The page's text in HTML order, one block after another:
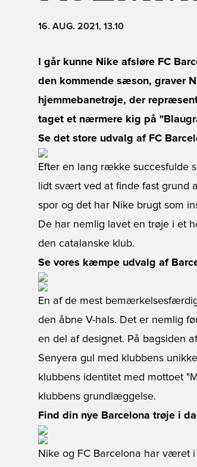
16. AUG. 2021, 13.10
I går kunne Nike afsløre FC
den kommende sæson, graver
hjemmebanetrøje, der
taget et nærmere kig på
Se det store udvalg af FC
Efter en lang række succesfulde
lidt svært ved at finde fast grund
spor og det har Nike brugt som
De har nemlig lavet en trøje i et
den catalanske klub.
Se vores kæmpe udvalg af
En af de mest
den åbne V-hals. Det er nemlig
en del af designet. På bagsiden
Senyera gul med klubbens
klubbens identitet med mottoet
klubbens grundlæggelse.
Find din nye Barcelona trøje i
Nike og FC Barcelona har været